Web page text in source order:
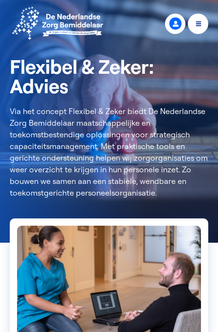
Flexibel & Zeker:
Advies
Via het concept Flexibel & Zeker biedt De Nederlandse
Zorg Bemiddelaar maatschappelijke en
toekomstbestendige oplossingen voor strategisch
capaciteitsmanagement. Met praktische tools en
gerichte ondersteuning helpen wij zorgorganisaties om
weer overzicht te krijgen in hun personele inzet. Zo
bouwen we samen aan een stabiele, wendbare en
toekomstgerichte personeelsorganisatie.